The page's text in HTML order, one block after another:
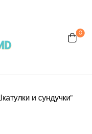
0
и сундучки”